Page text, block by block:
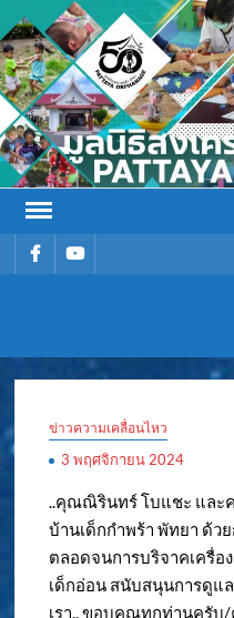
Skip
to
content
รายการรายการ
ข่าวความเคลื่อนไหว
3 พฤศจิกายน 2024
..คุณณิรินทร์ โบแชะ และ
บ้านเด็กกำพร้า พัทยา ด้ว
ตลอดจนการบริจาคเครื่อ
เด็กอ่อน สนับสนุนการดูแ
เรา.. ขอบคุณทุกท่านครับ/ค่